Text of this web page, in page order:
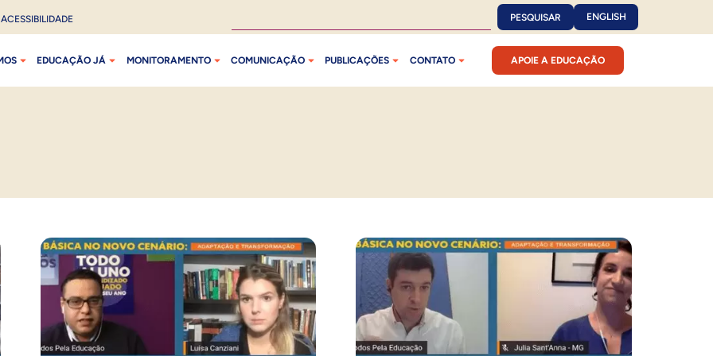
ACESSIBILIDADE PESQUISAR ENGLISH
EDUCAÇÃO JÁ MONITORAMENTO COMUNICAÇÃO PUBLICAÇÕES CONTATO APOIE A EDUCAÇÃO